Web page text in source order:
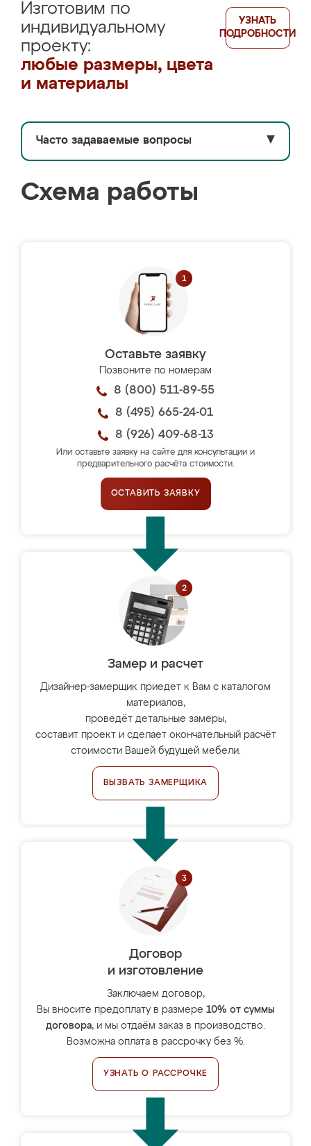
Изготовим по
индивидуальному
проекту:
любые размеры, цвета
и материалы
УЗНАТЬ
ПОДРОБНОСТИ
Часто задаваемые вопросы ▼
Схема работы
Оставьте заявку
Позвоните по номерам
8 (800) 511-89-55
8 (495) 665-24-01
8 (926) 409-68-13
Или оставьте заявку на сайте для консультации и
предварительного расчёта стоимости.
ОСТАВИТЬ ЗАЯВКУ
Замер и расчет
Дизайнер-замерщик приедет к Вам с каталогом
материалов,
проведёт детальные замеры,
составит проект и сделает окончательный расчёт
стоимости Вашей будущей мебели.
ВЫЗВАТЬ ЗАМЕРЩИКА
Договор
и изготовление
Заключаем договор,
Вы вносите предоплату в размере 10% от суммы
договора, и мы отдаём заказ в производство.
Возможна оплата в рассрочку без %.
УЗНАТЬ О РАССРОЧКЕ